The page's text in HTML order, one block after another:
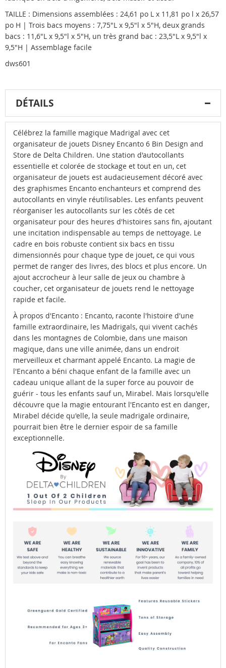
TAILLE : Dimensions assemblées : 24,61 po L x 11,81 po l x 26,57
po H | Trois bacs moyens : 7,75"L x 9,5"l x 5"H, deux grands
bacs : 11,6"L x 9,5"l x 5"H, un très grand bac : 23,5"L x 9,5"l x
9,5"H | Assemblage facile
dws601
DÉTAILS
Célébrez la famille magique Madrigal avec cet
organisateur de jouets Disney Encanto 6 Bin Design and
Store de Delta Children. Une station d'autocollants
essentielle et colorée de stockage et tout en un, cet
organisateur de jouets est audacieusement décoré avec
des graphismes Encanto enchanteurs et comprend des
autocollants en vinyle réutilisables. Les enfants peuvent
réorganiser les autocollants sur les côtés de cet
organisateur pour des heures d'histoires sans fin, ajoutant
une incitation indispensable au temps de nettoyage. Le
cadre en bois robuste contient six bacs en tissu
dimensionnés pour chaque type de jouet, ce qui vous
permet de ranger des livres, des blocs et plus encore. Un
ajout accrocheur à leur salle de jeux ou chambre à
coucher, cet organisateur de jouets rend le nettoyage
rapide et facile.
À propos d'Encanto : Encanto, raconte l'histoire d'une
famille extraordinaire, les Madrigals, qui vivent cachés
dans les montagnes de Colombie, dans une maison
magique, dans une ville animée, dans un endroit
merveilleux et charmant appelé Encanto. La magie de
l'Encanto a béni chaque enfant de la famille avec un
cadeau unique allant de la super force au pouvoir de
guérir - tous les enfants sauf un, Mirabel. Mais lorsqu'elle
découvre que la magie entourant l'Encanto est en danger,
Mirabel décide qu'elle, la seule madrigale ordinaire,
pourrait bien être le dernier espoir de sa famille
exceptionnelle.